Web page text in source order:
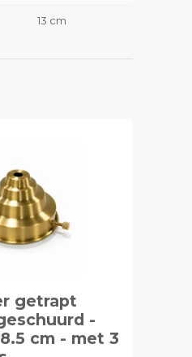
13 cm
getrapt
-
cm - met 3